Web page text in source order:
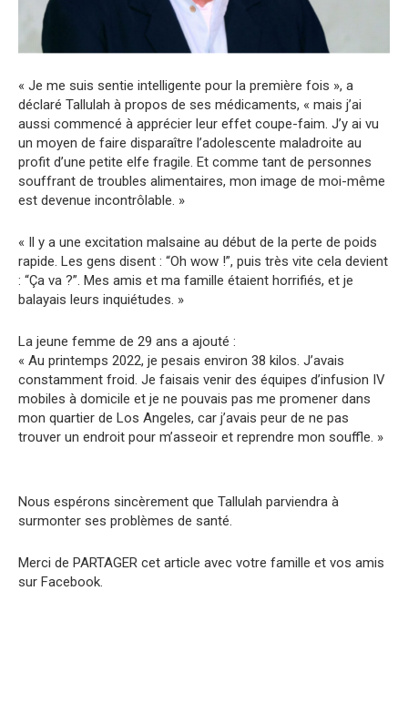
« Je me suis sentie intelligente pour la première fois », a
déclaré Tallulah à propos de ses médicaments, « mais j’ai
aussi commencé à apprécier leur effet coupe-faim. J’y ai vu
un moyen de faire disparaître l’adolescente maladroite au
profit d’une petite elfe fragile. Et comme tant de personnes
souffrant de troubles alimentaires, mon image de moi-même
est devenue incontrôlable. »
« Il y a une excitation malsaine au début de la perte de poids
rapide. Les gens disent : “Oh wow !”, puis très vite cela devient
: “Ça va ?”. Mes amis et ma famille étaient horrifiés, et je
balayais leurs inquiétudes. »
La jeune femme de 29 ans a ajouté :
« Au printemps 2022, je pesais environ 38 kilos. J’avais
constamment froid. Je faisais venir des équipes d’infusion IV
mobiles à domicile et je ne pouvais pas me promener dans
mon quartier de Los Angeles, car j’avais peur de ne pas
trouver un endroit pour m’asseoir et reprendre mon souffle. »
Nous espérons sincèrement que Tallulah parviendra à
surmonter ses problèmes de santé.
Merci de PARTAGER cet article avec votre famille et vos amis
sur Facebook.